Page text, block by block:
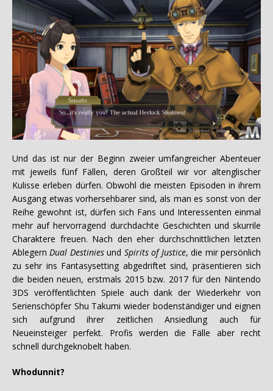
Und das ist nur der Beginn zweier umfangreicher Abenteuer
mit jeweils fünf Fällen, deren Großteil wir vor altenglischer
Kulisse erleben dürfen. Obwohl die meisten Episoden in ihrem
Ausgang etwas vorhersehbarer sind, als man es sonst von der
Reihe gewohnt ist, dürfen sich Fans und Interessenten einmal
mehr auf hervorragend durchdachte Geschichten und skurrile
Charaktere freuen. Nach den eher durchschnittlichen letzten
AblegernDual Destiniesund Spirits of Justice, die mir persönlich
zu sehr ins Fantasysetting abgedriftet sind, präsentieren sich
die beiden neuen, erstmals 2015 bzw. 2017 für den Nintendo
3DS veröffentlichten Spiele auch dank der Wiederkehr von
Serienschöpfer Shu Takumi wieder bodenständiger und eignen
sich aufgrund ihrer zeitlichen Ansiedlung auch für
Neueinsteiger perfekt. Profis werden die Fälle aber recht
schnell durchgeknobelt haben.
Whodunnit?